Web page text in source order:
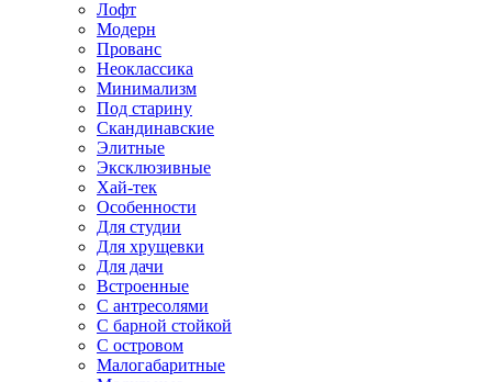
Лофт
Модерн
Прованс
Неоклассика
Минимализм
Под старину
Скандинавские
Элитные
Эксклюзивные
Хай-тек
Особенности
Для студии
Для хрущевки
Для дачи
Встроенные
С антресолями
С барной стойкой
С островом
Малогабаритные